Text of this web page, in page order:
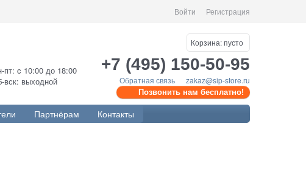
Войти Регистрация
пт: c 10:00 до 18:00
вск: выходной
Корзина:пусто
+7 (495) 150-50-95
Обратная связь zakaz@sip-store.ru
Позвонить нам бесплатно!
Партнёрам Контакты